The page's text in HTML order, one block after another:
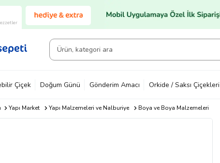
Çiçek Doğum Günü Gönderim Amacı Orkide / Saksı Çiçekleri
Yapı Market Yapı Malzemeleri ve Nalburiye Boya ve Boya Malzemeleri